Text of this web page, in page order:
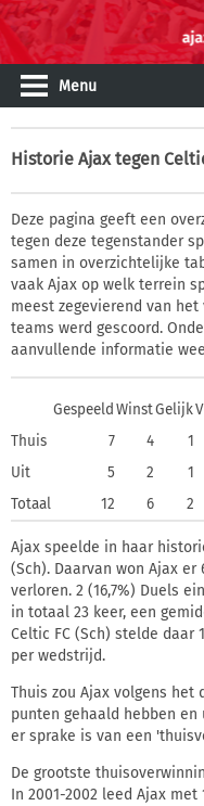
Menu
Historie Ajax tegen
Deze pagina geeft een
tegen deze tegenstander
samen in overzichtelijke
vaak Ajax op welk terrein
meest zegevierend van
teams werd gescoord.
aanvullende informatie
Gespeeld WinstGelijk
Thuis
7 4 1
Uit
5 2 1
Totaal
12 6 2
Ajax speelde in haar
(Sch). Daarvan won Ajax er
verloren. 2 (16,7%) Duels
in totaal 23 keer, een
Celtic FC (Sch) stelde daar
per wedstrijd.
Thuis zou Ajax volgens het
punten gehaald hebben en
er sprake is van een
De grootste
In 2001-2002 leed Ajax